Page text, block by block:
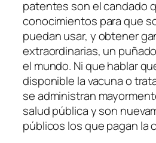
patentes son el candado
conocimientos para que
puedan usar, y obtener
extraordinarias, un
el mundo. Ni que hablar
disponible la vacuna o
se administran
salud pública y son
públicos los que pagan la